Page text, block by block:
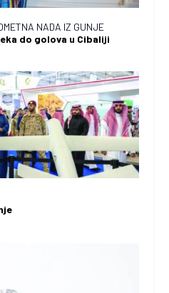
NADA IZ GUNJE
do golova u Cibaliji